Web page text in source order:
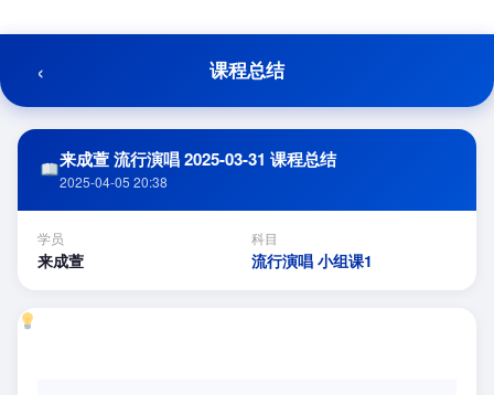
至
容
‹ 课程总结
来成萱 流行演唱 2025-03-31 课程总结
2025-04-05 20:38
学员
来成萱
科目
流行演唱 小组课1